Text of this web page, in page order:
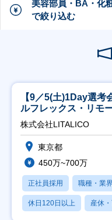
美容部員・BA・化
で絞り込む
【9／5(土)1Day選考
ルフレックス・リモ
株式会社LITALICO
東京都
450万~700万
正社員採用 職種・業
休日120日以上 産休